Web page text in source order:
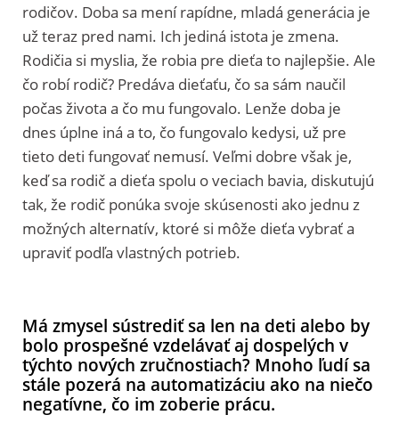
rodičov. Doba sa mení rapídne, mladá generácia je
už teraz pred nami. Ich jediná istota je zmena.
Rodičia si myslia, že robia pre dieťa to najlepšie. Ale
čo robí rodič? Predáva dieťaťu, čo sa sám naučil
počas života a čo mu fungovalo. Lenže doba je
dnes úplne iná a to, čo fungovalo kedysi, už pre
tieto deti fungovať nemusí. Veľmi dobre však je,
keď sa rodič a dieťa spolu o veciach bavia, diskutujú
tak, že rodič ponúka svoje skúsenosti ako jednu z
možných alternatív, ktoré si môže dieťa vybrať a
upraviť podľa vlastných potrieb.
Má zmysel sústrediť sa len na deti alebo by
bolo prospešné vzdelávať aj dospelých v
týchto nových zručnostiach? Mnoho ľudí sa
stále pozerá na automatizáciu ako na niečo
negatívne, čo im zoberie prácu.